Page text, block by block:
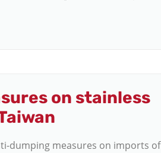
on stainless
dumping measures on imports of